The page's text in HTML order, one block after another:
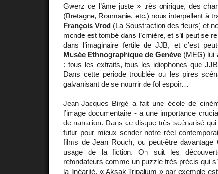
Gwerz de l’âme juste » très onirique, des
(Bretagne, Roumanie, etc.) nous interpellent à
François Vrod (La Soustraction des fleurs) et
monde est tombé dans l’ornière, et s’il peut se
dans l’imaginaire fertile de JJB, et c’est
Musée Ethnographique de Genève (MEG) lui
: tous les extraits, tous les idiophones que
Dans cette période troublée ou les pires
galvanisant de se nourrir de fol espoir…
Jean-Jacques Birgé a fait une école de
l’image documentaire - a une importance
de narration. Dans ce disque très scénarisé
futur pour mieux sonder notre réel
films de Jean Rouch, ou peut-être davantage
usage de la fiction. On suit les
refondateurs comme un puzzle très précis qui
la linéarité. « Aksak Tripalium » par exemple